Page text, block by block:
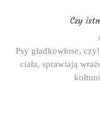
Czy
Psy gładkowłose,
ciała, sprawiają